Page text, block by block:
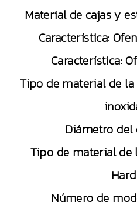
Material de cajas y
Característica:
Característica:
Tipo de material de
Diámetro
Tipo de material de
Número de